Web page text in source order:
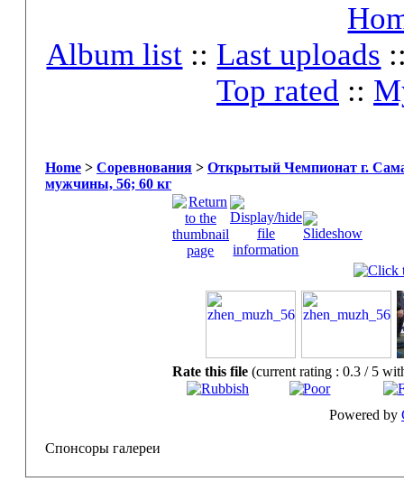
Album list :: Last uploads
Top rated ::
Home > Соревнования > Открытый Чемпионат г.
мужчины, 56; 60 кг
Rate this file (current rating : 0.3 / 5
Powered by
Спонсоры галереи